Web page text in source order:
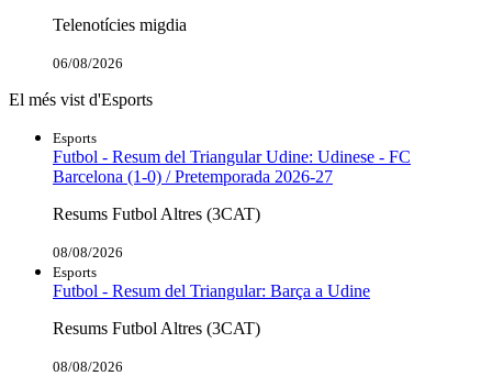
Telenotícies migdia
06/08/2026
El més vist d'Esports
Esports
Futbol - Resum del Triangular Udine: Udinese - FC
Barcelona (1-0) / Pretemporada 2026-27
Resums Futbol Altres (3CAT)
08/08/2026
Esports
Futbol - Resum del Triangular: Barça a Udine
Resums Futbol Altres (3CAT)
08/08/2026